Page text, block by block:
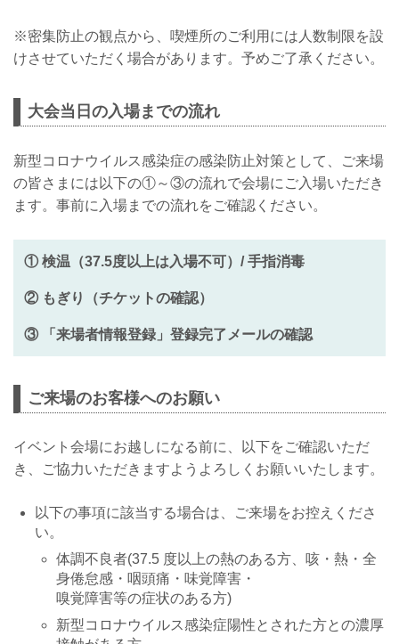
※密集防止の観点から、喫煙所のご利用には人数制限を設
けさせていただく場合があります。予めご了承ください。
大会当日の入場までの流れ
新型コロナウイルス感染症の感染防止対策として、ご来場
の皆さまには以下の①～③の流れで会場にご入場いただき
ます。事前に入場までの流れをご確認ください。
① 検温（37.5度以上は入場不可）/ 手指消毒
② もぎり（チケットの確認）
③ 「来場者情報登録」登録完了メールの確認
ご来場のお客様へのお願い
イベント会場にお越しになる前に、以下をご確認いただ
き、ご協力いただきますようよろしくお願いいたします。
以下の事項に該当する場合は、ご来場をお控えくださ
い。
体調不良者(37.5 度以上の熱のある方、咳・熱・全
身倦怠感・咽頭痛・味覚障害・
嗅覚障害等の症状のある方)
新型コロナウイルス感染症陽性とされた方との濃厚